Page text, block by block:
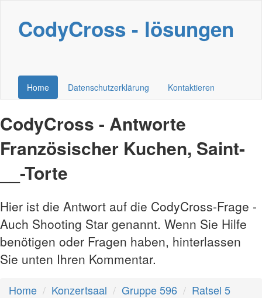
CodyCross - lösungen
Home Datenschutzerklärung Kontaktieren
CodyCross - Antworte
Französischer Kuchen, Saint-
__-Torte
Hier ist die Antwort auf die CodyCross-Frage -
Auch Shooting Star genannt. Wenn Sie Hilfe
benötigen oder Fragen haben, hinterlassen
Sie unten Ihren Kommentar.
Home Konzertsaal Gruppe 596
Ratsel 5